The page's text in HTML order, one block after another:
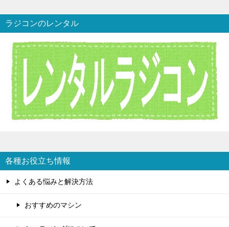
ラジコンのレンタル
各種お役立ち情報
よくある悩みと解決方法
おすすめのマシン